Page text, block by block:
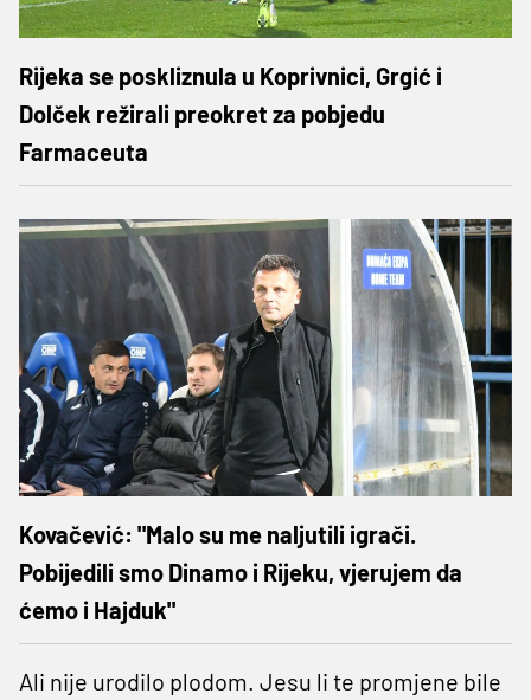
Rijeka se poskliznula u Koprivnici, Grgić i
Dolček režirali preokret za pobjedu
Farmaceuta
Kovačević: "Malo su me naljutili igrači.
Pobijedili smo Dinamo i Rijeku, vjerujem da
ćemo i Hajduk"
Ali nije urodilo plodom. Jesu li te promjene bile